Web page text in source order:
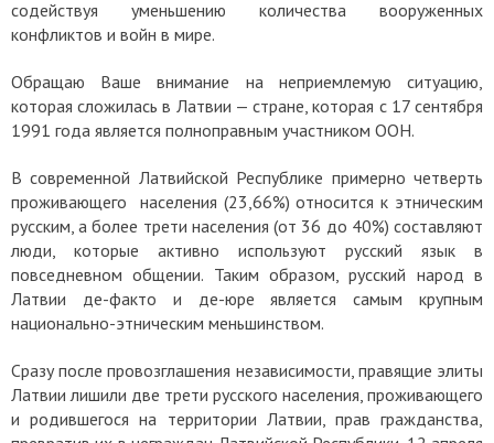
содействуя уменьшению количества вооруженных
конфликтов и войн в мире.
Обращаю Ваше внимание на неприемлемую ситуацию,
которая сложилась в Латвии — стране, которая с 17 сентября
1991 года является полноправным участником ООН.
В современной Латвийской Республике примерно четверть
проживающего населения (23,66%) относится к этническим
русским, а более трети населения (от 36 до 40%) составляют
люди, которые активно используют русский язык в
повседневном общении. Таким образом, русский народ в
Латвии де-факто и де-юре является самым крупным
национально-этническим меньшинством.
Сразу после провозглашения независимости, правящие элиты
Латвии лишили две трети русского населения, проживающего
и родившегося на территории Латвии, прав гражданства,